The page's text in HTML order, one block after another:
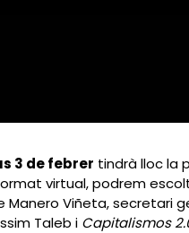
3 de febrer tindrà lloc la
virtual, podrem
Manero Viñeta, secretari
Taleb i Capitalismos